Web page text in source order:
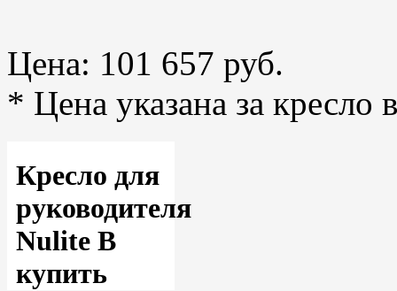
Цена: 101 657 руб.
* Цена указана за кресло
Кресло для
руководителя
Nulite B
купить